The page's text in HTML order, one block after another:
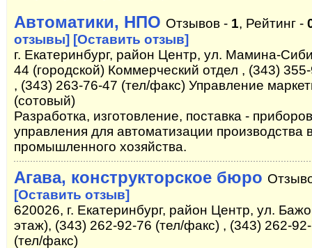
Автоматики, НПО Отзывов - 1, Рейтинг -
отзывы] [Оставить отзыв]
г. Екатеринбург, район Центр, ул. Мамина-
44 (городской) Коммерческий отдел , (343)
, (343) 263-76-47 (тел/факс) Управление
(сотовый)
Разработка, изготовление, поставка -
управления для автоматизации производства
промышленного хозяйства.
Агава, конструкторское бюро
[Оставить отзыв]
620026, г. Екатеринбург, район Центр, ул.
этаж), (343) 262-92-76 (тел/факс) , (343) 262-
(тел/факс)